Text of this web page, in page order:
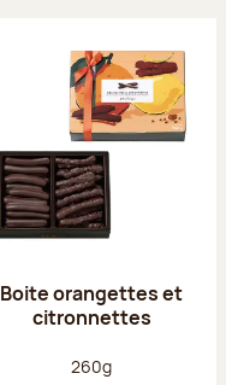
Boite orangettes et
citronnettes
Poids net :
260g